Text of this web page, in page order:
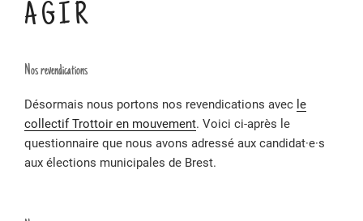
AGIR
Nos revendications
Désormais nous portons nos revendications avec le
collectif Trottoir en mouvement. Voici ci-après le
questionnaire que nous avons adressé aux candidat·e·s
aux élections municipales de Brest.